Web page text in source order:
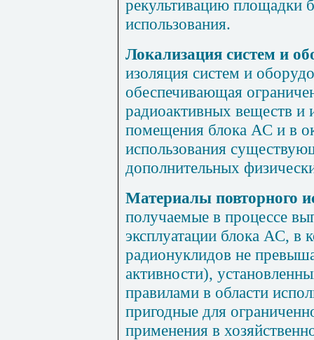
рекультивацию площадки
использования.
Локализация систем и
изоляция систем и
обеспечивающая
радиоактивных веществ и
помещения блока АС и в
использования
дополнительных
Материалы повторного
получаемые в процессе
эксплуатации блока АС, в
радионуклидов не
активности),
правилами в области
пригодные для
применения в